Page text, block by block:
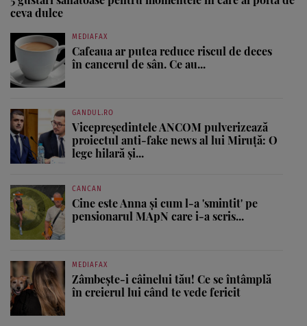
ceva dulce
MEDIAFAX
Cafeaua ar putea reduce riscul de deces
în cancerul de sân. Ce au...
GANDUL.RO
Vicepreședintele ANCOM pulverizează
proiectul anti-fake news al lui Miruță: O
lege hilară și...
CANCAN
Cine este Anna și cum l-a 'smintit' pe
pensionarul MApN care i-a scris...
MEDIAFAX
Zâmbește-i câinelui tău! Ce se întâmplă
în creierul lui când te vede fericit